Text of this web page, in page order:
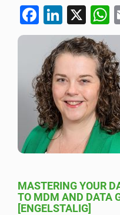
F
a
c
e
b
o
o
k
Li
n
k
e
dI
n
X
h
at
s
p
p
MASTERING YOUR
TO MDM AND DATA
[ENGELSTALIG]